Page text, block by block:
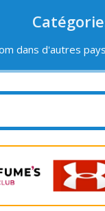
dans d'autres
MAGASINS